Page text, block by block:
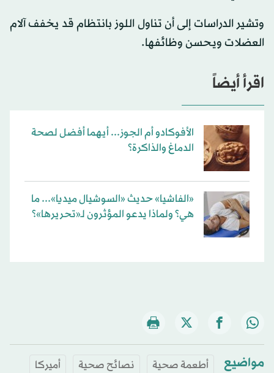
وتشير الدراسات إلى أن تناول اللوز بانتظام قد يخفف آلام
العضلات ويحسن وظائفها.
اقرأ أيضاً
الأفوكادو أم الجوز... أيهما أفضل لصحة
الدماغ والذاكرة؟
«الفاشيا» حديث «السوشيال ميديا»... ما
هي؟ ولماذا يدعو المؤثرون لـ«تحريرها»؟
مواضيع أطعمة صحية نصائح صحية أميركا